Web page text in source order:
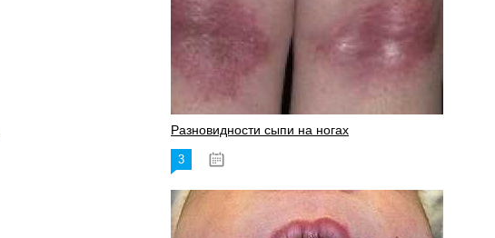
Разновидности сыпи на ногах
3